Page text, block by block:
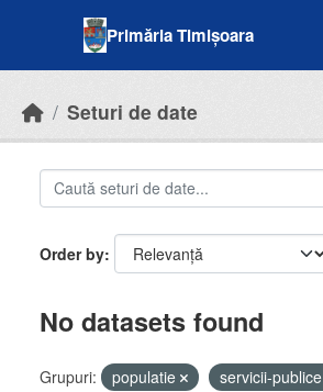
Primăria Timișoara
Seturi de date
Order by
No datasets found
Grupuri: populatie servicii-publice